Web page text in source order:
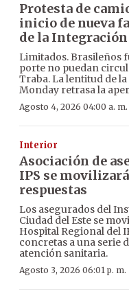
Protesta de
inicio de nueva
de la Integración
Limitados. Brasileños
porte no puedan
Traba. La lentitud de
Monday retrasa la
Agosto 4, 2026 04:00 a. m.
Interior
Asociación de
IPS se
respuestas
Los asegurados del
Ciudad del Este se
Hospital Regional del
concretas a una serie
atención sanitaria.
Agosto 3, 2026 06:01 p. m.